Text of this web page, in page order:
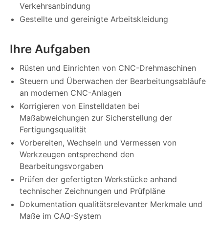
Verkehrsanbindung
Gestellte und gereinigte Arbeitskleidung
Ihre Aufgaben
Rüsten und Einrichten von CNC-Drehmaschinen
Steuern und Überwachen der Bearbeitungsabläufe
an modernen CNC-Anlagen
Korrigieren von Einstelldaten bei
Maßabweichungen zur Sicherstellung der
Fertigungsqualität
Vorbereiten, Wechseln und Vermessen von
Werkzeugen entsprechend den
Bearbeitungsvorgaben
Prüfen der gefertigten Werkstücke anhand
technischer Zeichnungen und Prüfpläne
Dokumentation qualitätsrelevanter Merkmale und
Maße im CAQ-System